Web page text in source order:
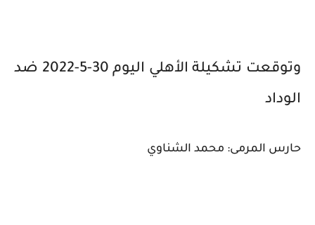
وتوقعت تشكيلة الأهلي اليوم 30-5-2022 ضد
الوداد
حارس المرمى: محمد الشناوي